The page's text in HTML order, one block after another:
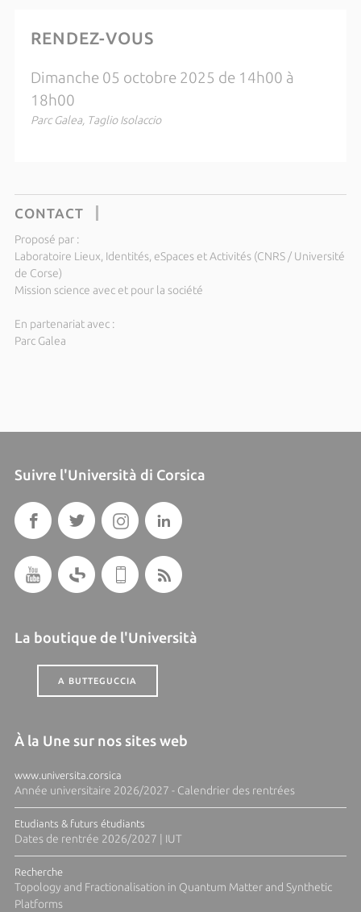
RENDEZ-VOUS
Dimanche 05 octobre 2025 de 14h00 à
18h00
Parc Galea, Taglio Isolaccio
CONTACT
Proposé par :
Laboratoire Lieux, Identités, eSpaces et Activités (CNRS / Université
de Corse)
Mission science avec et pour la société
En partenariat avec :
Parc Galea
Suivre l'Università di Corsica
La boutique de l'Università
A BUTTEGUCCIA
À la Une sur nos sites web
www.universita.corsica
Année universitaire 2026/2027 - Calendrier des rentrées
Etudiants & futurs étudiants
Dates de rentrée 2026/2027 | IUT
Recherche
Topology and Fractionalisation in Quantum Matter and Synthetic
Platforms